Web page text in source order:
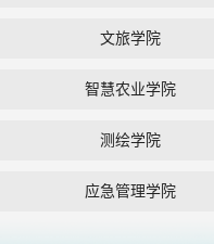
文旅学院
智慧农业学院
测绘学院
应急管理学院